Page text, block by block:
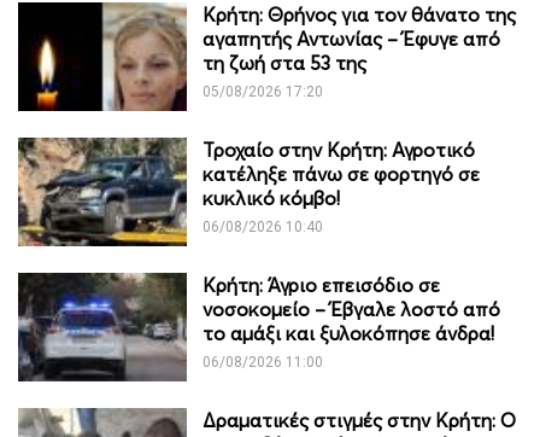
Κρήτη: Θρήνος για τον θάνατο της
αγαπητής Αντωνίας – Έφυγε από
τη ζωή στα 53 της
05/08/2026 17:20
Τροχαίο στην Κρήτη: Αγροτικό
κατέληξε πάνω σε φορτηγό σε
κυκλικό κόμβο!
06/08/2026 10:40
Κρήτη: Άγριο επεισόδιο σε
νοσοκομείο – Έβγαλε λοστό από
το αμάξι και ξυλοκόπησε άνδρα!
06/08/2026 11:00
Δραματικές στιγμές στην Κρήτη: Ο